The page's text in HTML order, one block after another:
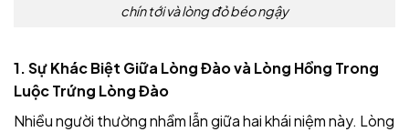
chín tới và lòng đỏ béo ngậy
1. Sự Khác Biệt Giữa Lòng Đào và Lòng Hồng Trong
Luộc Trứng Lòng Đào
Nhiều người thường nhầm lẫn giữa hai khái niệm này. Lòng